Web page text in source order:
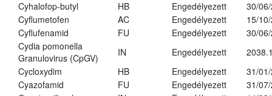
Cyhalofop-butyl
HB Engedélyezett
30/
Cyflumetofen
AC Engedélyezett
15/
Cyflufenamid
FU Engedélyezett
30/
Cydia pomonella
Granulovirus (CpGV)
IN Engedélyezett
Cycloxydim
HB Engedélyezett
31/
Cyazofamid
FU Engedélyezett
31/